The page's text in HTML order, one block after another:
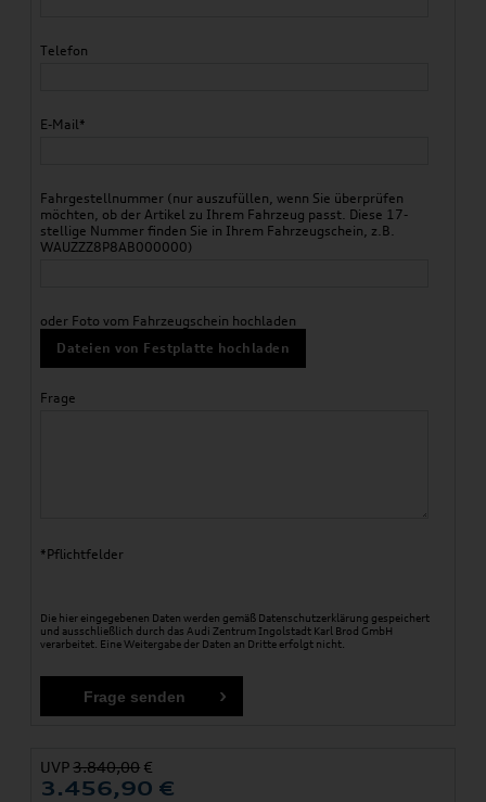
Telefon
E-Mail*
Fahrgestellnummer (nur auszufüllen, wenn Sie überprüfen
möchten, ob der Artikel zu Ihrem Fahrzeug passt. Diese 17-
stellige Nummer finden Sie in Ihrem Fahrzeugschein, z.B.
WAUZZZ8P8AB000000)
oder Foto vom Fahrzeugschein hochladen
Dateien von Festplatte hochladen
Frage
*Pflichtfelder
Die hier eingegebenen Daten werden gemäß Datenschutzerklärung gespeichert
und ausschließlich durch das Audi Zentrum Ingolstadt Karl Brod GmbH
verarbeitet. Eine Weitergabe der Daten an Dritte erfolgt nicht.
UVP3.840,00 €
3.456,90 €